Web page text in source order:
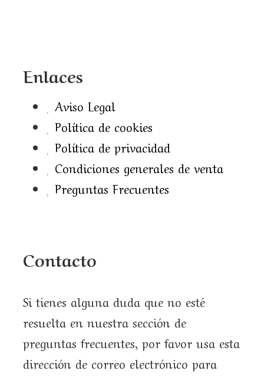
Enlaces
Aviso Legal
Política de cookies
Política de privacidad
Condiciones generales de venta
Preguntas Frecuentes
Contacto
Si tienes alguna duda que no esté
resuelta en nuestra sección de
preguntas frecuentes, por favor usa esta
dirección de correo electrónico para